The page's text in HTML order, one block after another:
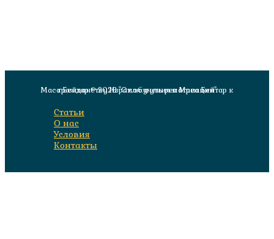
Маса Бейтар © 2026 "От обучения в Маса Бейтар к гражданству Израиля: путь репатриации"
Статьи
О нас
Условия
Контакты